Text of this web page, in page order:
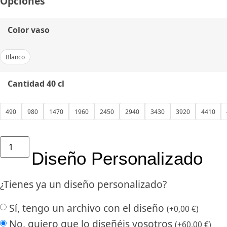
Color vaso
Blanco
Cantidad 40 cl
490 980 1470 1960 2450 2940 3430 3920 4410
Diseño Personalizado
¿Tienes ya un diseño personalizado?
Sí, tengo un archivo con el diseño (+0,00 €)
No, quiero que lo diseñéis vosotros (+60,00 €)